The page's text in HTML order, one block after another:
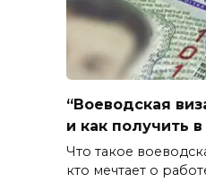
“Воеводская
и как получить в
Что такое
кто мечтает о